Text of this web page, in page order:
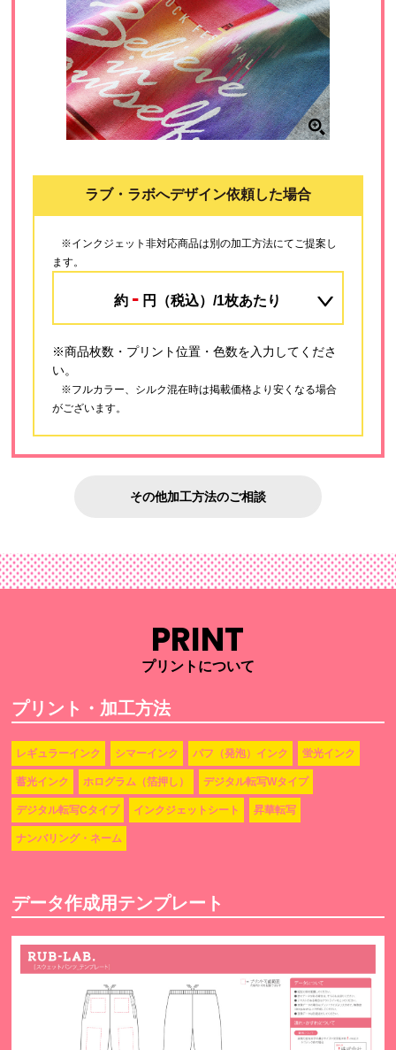
ラブ・ラボへデザイン依頼した場合
※インクジェット非対応商品は別の加工方法にてご提案し
ます。
約 - 円（税込）/1枚あたり
※商品枚数・プリント位置・色数を入力してくださ
い。
※フルカラー、シルク混在時は掲載価格より安くなる場合
がございます。
その他加工方法のご相談
PRINT
プリントについて
プリント・加工方法
レギュラーインク シマーインク パフ（発泡）インク 蛍光インク
蓄光インク ホログラム（箔押し） デジタル転写Wタイプ
デジタル転写Cタイプ インクジェットシート 昇華転写
ナンバリング・ネーム
データ作成用テンプレート